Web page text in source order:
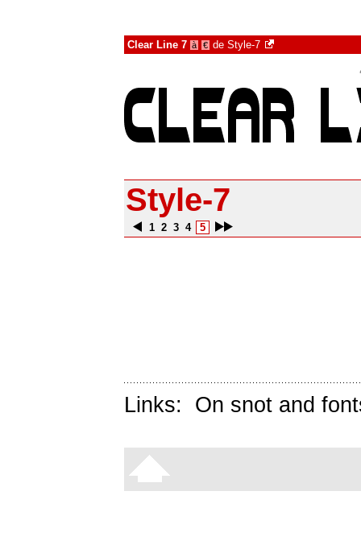
Clear Line 7 à € de Style-7
Style-7
1 2 3 4 5
Links: On snot and